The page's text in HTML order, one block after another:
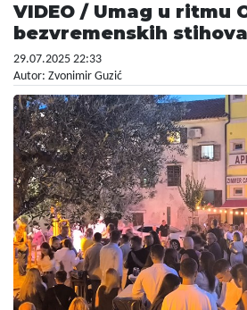
VIDEO / Umag u ritmu
bezvremenskih stihova
29.07.2025 22:33
Autor: Zvonimir Guzić